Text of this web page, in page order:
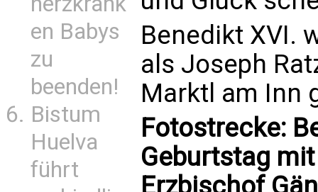
en Babys
zu
beenden!
Bistum
Huelva
führt
Benedikt XVI.
als Joseph
Marktl am Inn
Fotostrecke:
Geburtstag